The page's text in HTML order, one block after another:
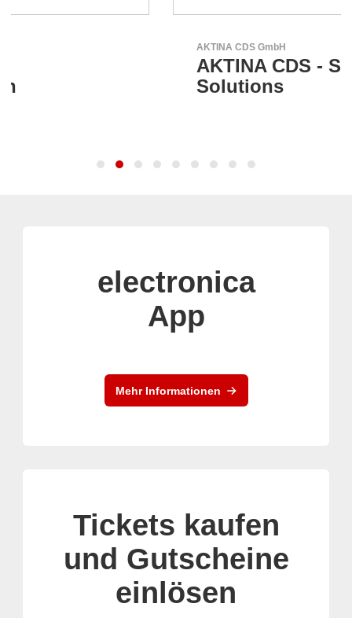
AKTINA CDS - Supply Chain
electronica
App
Mehr Informationen
Tickets kaufen
und Gutscheine
einlösen